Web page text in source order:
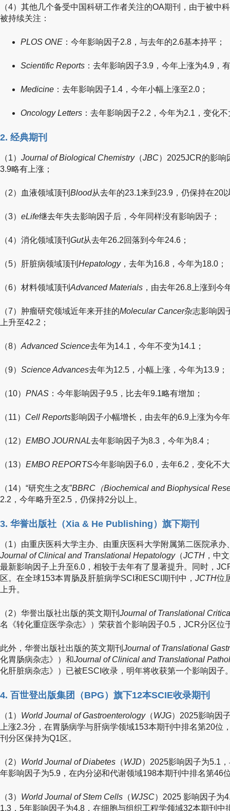
（4）其他几个备受中国科研工作者关注的OA期刊，由于被中
被持续关注：
PLOS ONE ：今年影响因子2.8，与去年的2.6基本持平；
Scientific Reports ：去年影响因子3.9，今年上涨为4.9，
Medicine ：去年影响因子1.4，今年小幅上涨至2.0；
Oncology Letters ：去年影响因子2.2，今年为2.1，变化不
2. 经典期刊
（1） Journal of Biological Chemistry（JBC）2025JCR的影响
3.9略有上涨；
（2）血液领域顶刊 Blood从去年的23.1来到23.9，仍保持在20
（3） eLife继去年失去影响因子后，今年同样没有影响因子；
（4）消化领域顶刊 Gut从去年26.2回落到今年24.6；
（5）肝脏病领域顶刊 Hepatology，去年为16.8，今年为18.0；
（6）材料领域顶刊 Advanced Materials ，由去年26.8上涨到今
（7）肿瘤研究领域近年来开挂的Molecular Cancer杂志影响因
上升至42.2；
（8） Advanced Science去年为14.1，今年不变为14.1；
（9） Science Advances去年为12.5，小幅上涨，今年为13.9；
（10） PNAS ：今年影响因子9.5，比去年9.1略有增加；
（11） Cell Reports影响因子小幅增长，由去年的6.9上涨为今
（12） EMBO JOURNAL去年影响因子为8.3，今年为8.4；
（13） EMBO REPORTS今年影响因子6.0，去年6.2，变化不
（14）“研究生之友”BBRC（Biochemical and Biophysical
2.2，今年略升至2.5，仍保持2分以上。
3. 华誉出版社（Xia & He Publishing）旗下期刊
（1）由重庆医科大学主办、由重庆医科大学附属第二医院承
Journal of Clinical and Translational Hepatology（JCTH ，中
最新影响因子上升至6.0，相较于去年有了显著提升。同时，
区。在全球153本胃肠及肝脏病学SCI和ESCI期刊中， JCTH位
上升。
（2）华誉出版社出版的英文期刊 Journal of Translational
名《转化重症医学杂志》）荣获首个影响因子0.5，JCR分区位
此外，华誉出版社出版的英文期刊 Journal of Translational
化胃肠病杂志》）和Journal of Clinical and Translational
化肝脏病杂志》）已被ESCI收录，明年将收获第一个影响因子
4. 百世登出版集团（BPG）旗下12本SCIE收录期刊
（1） World Journal of Gastroenterology（WJG）2025影响因
上涨2.3分，在胃肠病学与肝病学领域153本期刊中排名第20位
刊分区保持为Q1区。
（2） World Journal of Diabetes （WJD）2025影响因子为5.1
年影响因子为5.9，在内分泌和代谢领域198本期刊中排名第46
（3） World Journal of Stem Cells （WJSC）2025 影响因子为
1.3，5年影响因子为4.8，在细胞与组织工程学领域32本期刊中